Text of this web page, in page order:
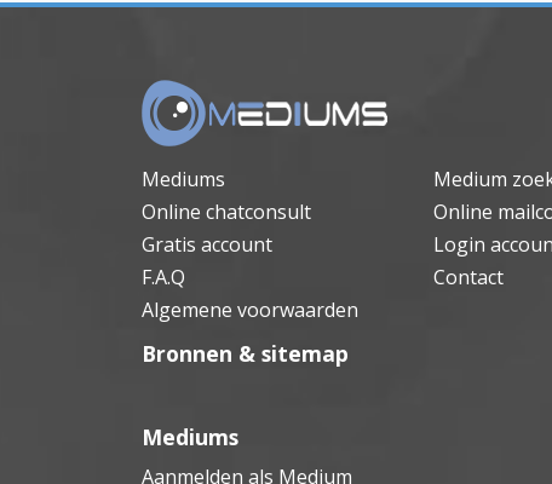
Mediums Medium
Online chatconsult
Online
Gratis account
Login
F.A.Q
Contact
Algemene voorwaarden
Bronnen & sitemap
Mediums
Aanmelden als Medium